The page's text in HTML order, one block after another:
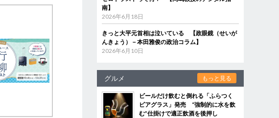
南】
2026年6月18日
きっと大平元首相は泣いている 【政眼鏡（せいが
んきょう）－本田雅俊の政治コラム】
2026年6月10日
グルメ もっと見る
ビールだけ飲むと倒れる「ふらつく
ビアグラス」発売 “強制的に水を飲
む”仕掛けで適正飲酒を後押し